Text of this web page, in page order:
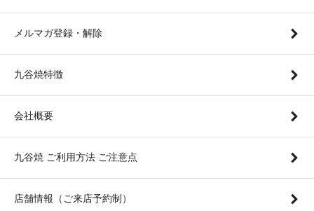
メルマガ登録・解除
九谷焼特徴
会社概要
九谷焼 ご利用方法 ご注意点
店舗情報（ご来店予約制）